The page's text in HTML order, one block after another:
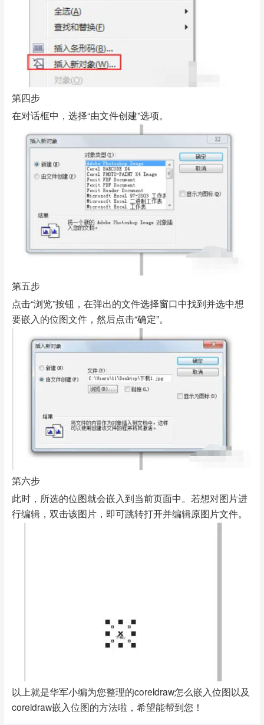
第四步
在对话框中，选择“由文件创建”选项。
第五步
点击“浏览”按钮，在弹出的文件选择窗口中找到并选中想
要嵌入的位图文件，然后点击“确定”。
第六步
此时，所选的位图就会嵌入到当前页面中。若想对图片进
行编辑，双击该图片，即可跳转打开并编辑原图片文件。
以上就是华军小编为您整理的coreldraw怎么嵌入位图以及
coreldraw嵌入位图的方法啦，希望能帮到您！